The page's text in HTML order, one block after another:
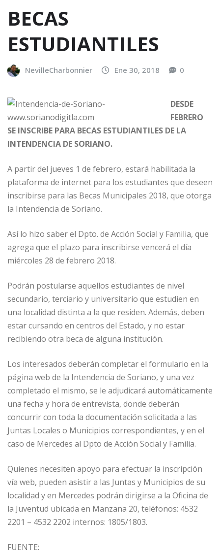
BECAS
ESTUDIANTILES
NevilleCharbonnier Ene 30, 2018 0
DESDE
FEBRERO
SE INSCRIBE PARA BECAS ESTUDIANTILES DE LA
INTENDENCIA DE SORIANO.
A partir del jueves 1 de febrero, estará habilitada la
plataforma de internet para los estudiantes que deseen
inscribirse para las Becas Municipales 2018, que otorga
la Intendencia de Soriano.
Así lo hizo saber el Dpto. de Acción Social y Familia, que
agrega que el plazo para inscribirse vencerá el día
miércoles 28 de febrero 2018.
Podrán postularse aquellos estudiantes de nivel
secundario, terciario y universitario que estudien en
una localidad distinta a la que residen. Además, deben
estar cursando en centros del Estado, y no estar
recibiendo otra beca de alguna institución.
Los interesados deberán completar el formulario en la
página web de la Intendencia de Soriano, y una vez
completado el mismo, se le adjudicará automáticamente
una fecha y hora de entrevista, donde deberán
concurrir con toda la documentación solicitada a las
Juntas Locales o Municipios correspondientes, y en el
caso de Mercedes al Dpto de Acción Social y Familia.
Quienes necesiten apoyo para efectuar la inscripción
vía web, pueden asistir a las Juntas y Municipios de su
localidad y en Mercedes podrán dirigirse a la Oficina de
la Juventud ubicada en Manzana 20, teléfonos: 4532
2201 – 4532 2202 internos: 1805/1803.
FUENTE: